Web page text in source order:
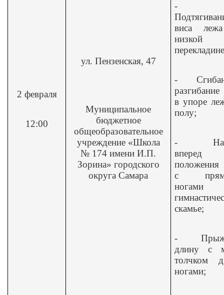
2 февраля
12:00
ул. Пензенская, 47
Муниципальное
бюджетное
общеобразовательное
учреждение «Школа
№ 174 имени И.П.
Зорина» городского
округа Самара
-
виса
низкой
-
в упоре
полу;
-
положения
с
скамье;
-
длину с
толчком
ногами;